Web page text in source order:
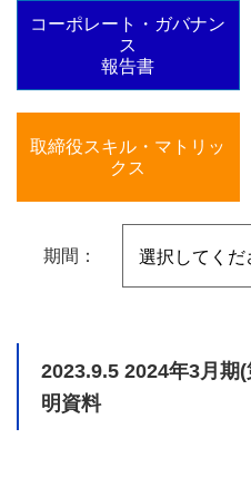
コーポレート・ガバナン
ス
報告書
取締役スキル・マトリッ
クス
期間：
2023.9.5 2024年3月期
明資料